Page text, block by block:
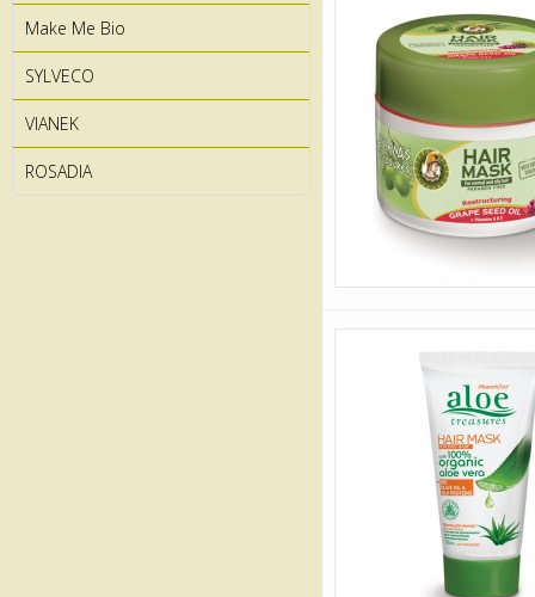
Make Me Bio
SYLVECO
VIANEK
ROSADIA